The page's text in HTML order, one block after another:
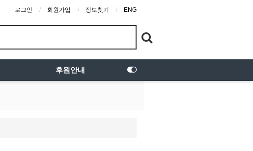
로그인 회원가입 정보찾기 ENG
후원안내